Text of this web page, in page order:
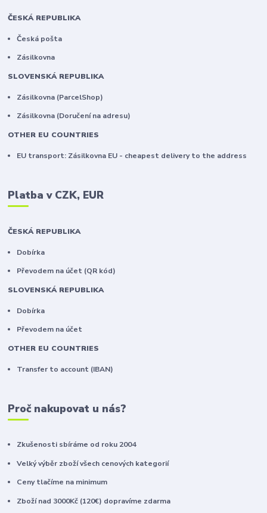
ČESKÁ REPUBLIKA
Česká pošta
Zásilkovna
SLOVENSKÁ REPUBLIKA
Zásilkovna (ParcelShop)
Zásilkovna (Doručení na adresu)
OTHER EU COUNTRIES
EU transport: Zásilkovna EU - cheapest delivery to the address
Platba v CZK, EUR
ČESKÁ REPUBLIKA
Dobírka
Převodem na účet (QR kód)
SLOVENSKÁ REPUBLIKA
Dobírka
Převodem na účet
OTHER EU COUNTRIES
Transfer to account (IBAN)
Proč nakupovat u nás?
Zkušenosti sbíráme od roku 2004
Velký výběr zboží všech cenových kategorií
Ceny tlačíme na minimum
Zboží nad 3000Kč (120€) dopravíme zdarma